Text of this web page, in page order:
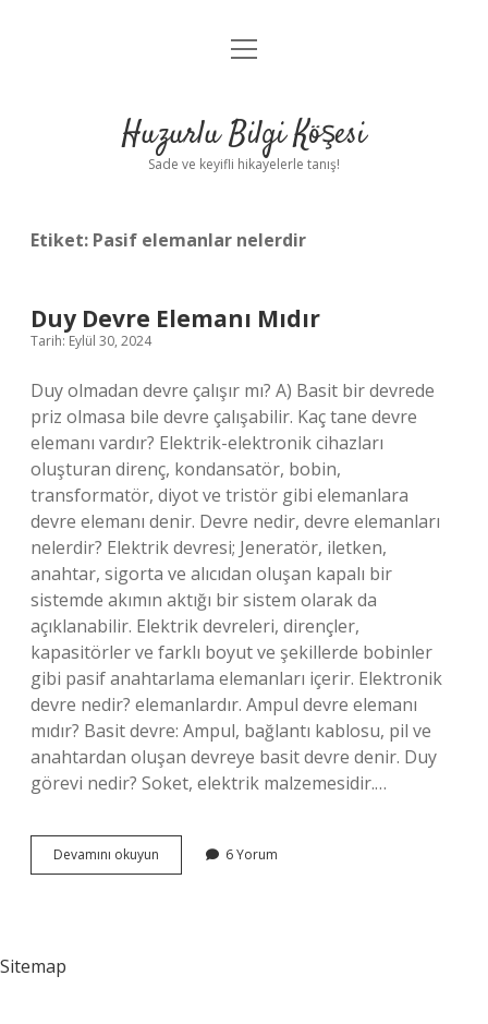
Anasayfa
Yasal Uyarı
menüyü
Huzurlu Bilgi Köşesi
Sade ve keyifli hikayelerle tanış!
Etiket: Pasif elemanlar nelerdir
Duy Devre Elemanı Mıdır
Tarih: Eylül 30, 2024
Duy olmadan devre çalışır mı? A) Basit bir devrede
priz olmasa bile devre çalışabilir. Kaç tane devre
elemanı vardır? Elektrik-elektronik cihazları
oluşturan direnç, kondansatör, bobin,
transformatör, diyot ve tristör gibi elemanlara
devre elemanı denir. Devre nedir, devre elemanları
nelerdir? Elektrik devresi; Jeneratör, iletken,
anahtar, sigorta ve alıcıdan oluşan kapalı bir
sistemde akımın aktığı bir sistem olarak da
açıklanabilir. Elektrik devreleri, dirençler,
kapasitörler ve farklı boyut ve şekillerde bobinler
gibi pasif anahtarlama elemanları içerir. Elektronik
devre nedir? elemanlardır. Ampul devre elemanı
mıdır? Basit devre: Ampul, bağlantı kablosu, pil ve
anahtardan oluşan devreye basit devre denir. Duy
görevi nedir? Soket, elektrik malzemesidir.…
Devamını okuyun
Devre
6 Yorum
Sitemap